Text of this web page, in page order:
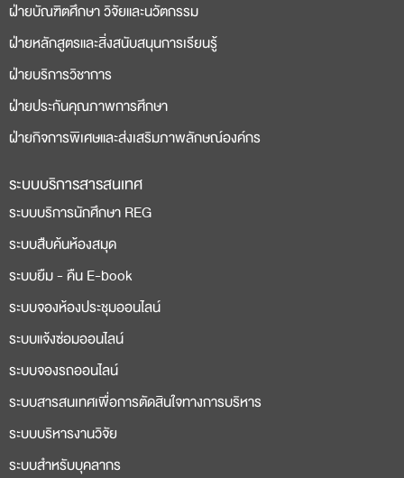
ฝ่ายบัณฑิตศึกษา วิจัยและนวัตกรรม
ฝ่ายหลักสูตรและสิ่งสนับสนุนการเรียนรู้
ฝ่ายบริการวิชาการ
ฝ่ายประกันคุณภาพการศึกษา
ฝ่ายกิจการพิเศษและส่งเสริมภาพลักษณ์องค์กร
ระบบบริการสารสนเทศ
ระบบบริการนักศึกษา REG
ระบบสืบค้นห้องสมุด
ระบบยืม - คืน E-book
ระบบจองห้องประชุมออนไลน์
ระบบแจ้งซ่อมออนไลน์
ระบบจองรถออนไลน์
ระบบสารสนเทศเพื่อการตัดสินใจทางการบริหาร
ระบบบริหารงานวิจัย
ระบบสำหรับบุคลากร